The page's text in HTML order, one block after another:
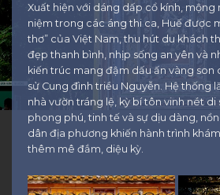
Xuất hiện với dáng dấp cổ kính, mộng
niệm trong các áng thi ca, Huế được
thơ” của Việt Nam, thu hút du khách
đẹp thanh bình, nhịp sống an yên và
kiến trúc mang đậm dấu ấn vàng son
sử Cung đình triều Nguyễn. Hệ thống
nhà vườn tráng lệ, kỳ bí tôn vinh nét
phong phú, tinh tế và sự dịu dàng,
dân địa phương khiến hành trình
thêm mê đắm, diệu kỳ.